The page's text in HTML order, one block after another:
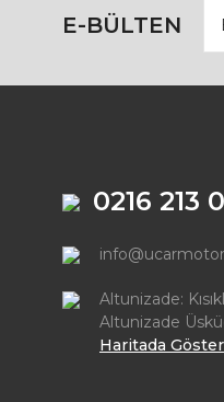
E-BÜLTEN
0216 213
Altunizade:
Altunizade
Haritada Göster